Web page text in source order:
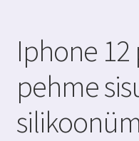
Iphone
pehme